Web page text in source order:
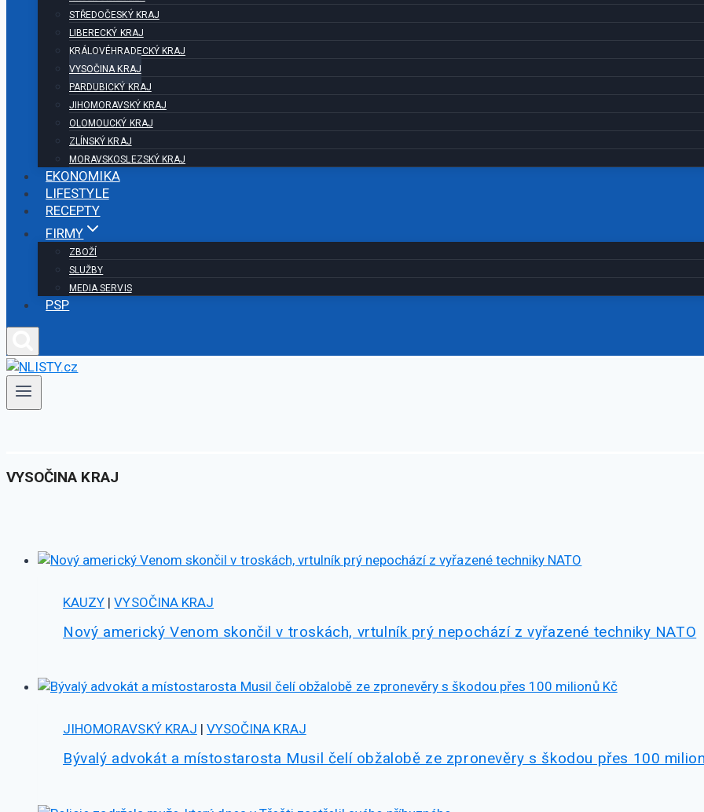
STŘEDOČESKÝ KRAJ
LIBERECKÝ KRAJ
KRÁLOVÉHRADECKÝ KRAJ
VYSOČINA KRAJ
PARDUBICKÝ KRAJ
JIHOMORAVSKÝ KRAJ
OLOMOUCKÝ KRAJ
ZLÍNSKÝ KRAJ
MORAVSKOSLEZSKÝ KRAJ
EKONOMIKA
LIFESTYLE
RECEPTY
FIRMY
ZBOŽÍ
SLUŽBY
MEDIA SERVIS
PSP
VYSOČINA KRAJ
KAUZY |VYSOČINA KRAJ
Nový americký Venom skončil v troskách, vrtulník prý nepochází z vyřazené techniky NATO
JIHOMORAVSKÝ KRAJ |VYSOČINA KRAJ
Bývalý advokát a místostarosta Musil čelí obžalobě ze zpronevěry s škodou přes 100